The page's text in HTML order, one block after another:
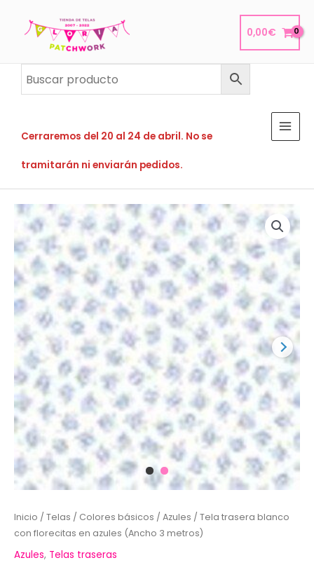
0,00€
Cerraremos del 20 al 24 de abril. No se
tramitarán ni enviarán pedidos.
Inicio / Telas / Colores básicos / Azules / Tela trasera blanco
con florecitas en azules (Ancho 3 metros)
Azules, Telas traseras